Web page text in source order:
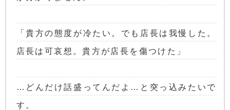
「貴方の態度が冷たい。でも店長は我慢した。
店長は可哀想。貴方が店長を傷つけた」
…どんだけ話盛ってんだよ…と突っ込みたいで
す。